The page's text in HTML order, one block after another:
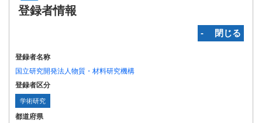
登録者情報
‐ 閉じる
登録者名称
国立研究開発法人物質・材料研究機構
登録者区分
学術研究
都道府県